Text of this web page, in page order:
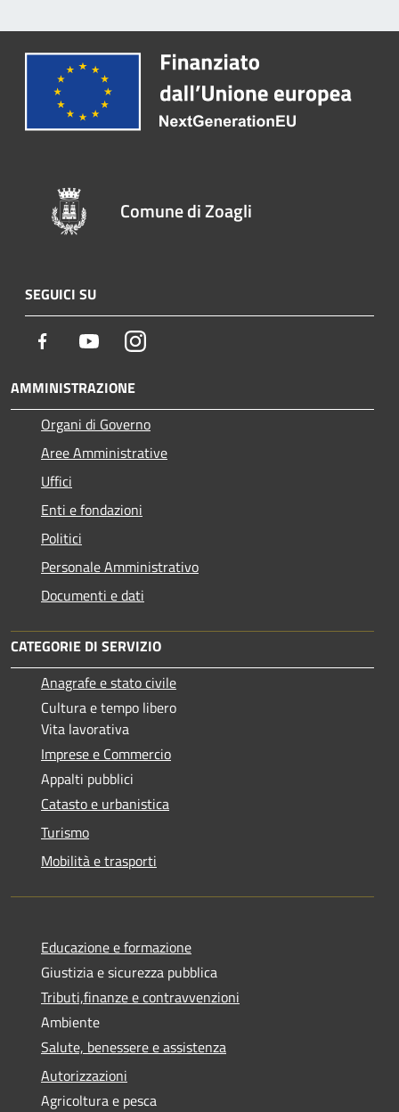
Comune di Zoagli
SEGUICI SU
Facebook YoutubeInstagram
AMMINISTRAZIONE
Organi di Governo
Aree Amministrative
Uffici
Enti e fondazioni
Politici
Personale Amministrativo
Documenti e dati
CATEGORIE DI SERVIZIO
Anagrafe e stato civile
Cultura e tempo libero
Vita lavorativa
Imprese e Commercio
Appalti pubblici
Catasto e urbanistica
Turismo
Mobilità e trasporti
Educazione e formazione
Giustizia e sicurezza pubblica
Tributi,finanze e contravvenzioni
Ambiente
Salute, benessere e assistenza
Autorizzazioni
Agricoltura e pesca